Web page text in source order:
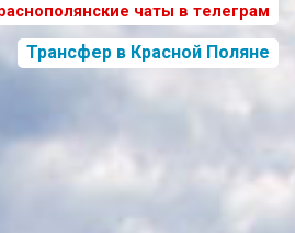
чаты в телеграм
Трансфер в Красной Поляне